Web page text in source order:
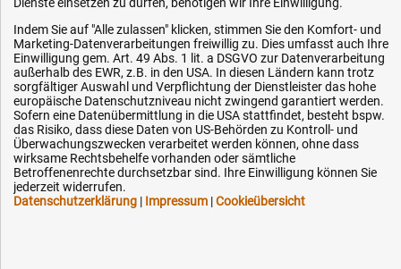
AGB / Widerrufsrecht
Datenschutz
Impressum
Karriere
OEM-Ersatzteile
Technik-Hilfe
Downloads
Kontakt
Indem Sie auf "Alle zulassen" klicken, stimmen Sie den Komfort- und
Marketing-Datenverarbeitungen freiwillig zu. Dies umfasst auch Ihre
Einwilligung gem. Art. 49 Abs. 1 lit. a DSGVO zur Datenverarbeitung
außerhalb des EWR, z.B. in den USA. In diesen Ländern kann trotz
sorgfältiger Auswahl und Verpflichtung der Dienstleister das hohe
europäische Datenschutzniveau nicht zwingend garantiert werden.
Sofern eine Datenübermittlung in die USA stattfindet, besteht bspw.
das Risiko, dass diese Daten von US-Behörden zu Kontroll- und
Überwachungszwecken verarbeitet werden können, ohne dass
wirksame Rechtsbehelfe vorhanden oder sämtliche
Betroffenenrechte durchsetzbar sind. Ihre Einwilligung können Sie
jederzeit widerrufen.
Datenschutzerklärung | Impressum |Cookieübersicht